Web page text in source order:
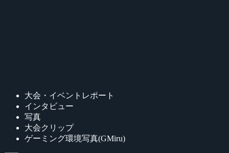
大会・イベントレポート
インタビュー
写真
大会クリップ
ゲーミング環境写真(GMiru)